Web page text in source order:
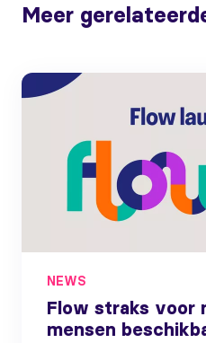
Meer
NEWS
Flow straks voor
mensen